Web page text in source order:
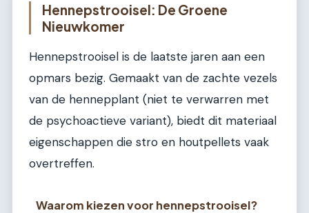
Hennepstrooisel: De Groene
Nieuwkomer
Hennepstrooisel is de laatste jaren aan een
opmars bezig. Gemaakt van de zachte vezels
van de hennepplant (niet te verwarren met
de psychoactieve variant), biedt dit materiaal
eigenschappen die stro en houtpellets vaak
overtreffen.
Waarom kiezen voor hennepstrooisel?